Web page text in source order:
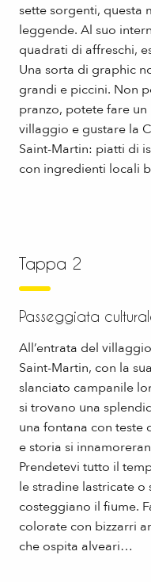
sette sorgenti, questa
leggende. Al suo
quadrati di affreschi,
Una sorta di graphic
grandi e piccini. Non
pranzo, potete fare
villaggio e gustare la
Saint-Martin: piatti di
con ingredienti locali
Tappa 2
Passeggiata
All’entrata del
Saint-Martin, con la
slanciato campanile
si trovano una
una fontana con teste
e storia si
Prendetevi tutto il
le stradine lastricate
costeggiano il fiume.
colorate con bizzarri
che ospita alveari…